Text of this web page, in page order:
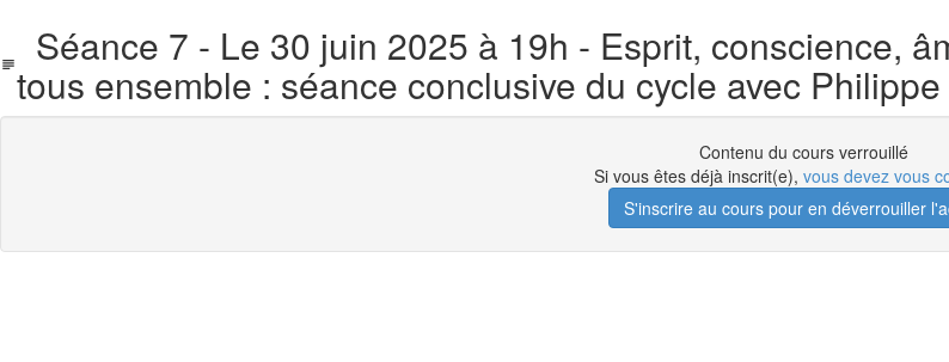
Séance 7 - Le 30 juin 2025 à 19h - Esprit, conscience,
tous ensemble : séance conclusive du cycle avec
Contenu du cours verrouillé
Si vous êtes déjà inscrit(e), vous devez vous
S'inscrire au cours pour en déverrouiller